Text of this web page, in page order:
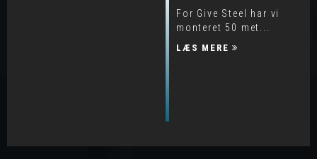
For Give Steel har vi
monteret 50 met...
LÆS MERE